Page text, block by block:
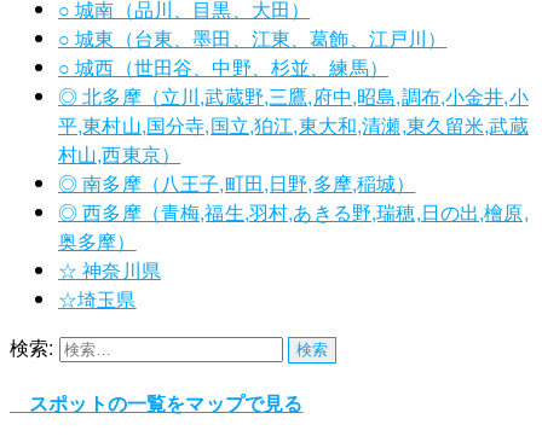
○ 城南（品川、目黒、大田）
○ 城東（台東、墨田、江東、葛飾、江戸川）
○ 城西（世田谷、中野、杉並、練馬）
◎ 北多摩（立川,武蔵野,三鷹,府中,昭島,調布,小金井,小
平,東村山,国分寺,国立,狛江,東大和,清瀬,東久留米,武蔵
村山,西東京）
◎ 南多摩（八王子,町田,日野,多摩,稲城）
◎ 西多摩（青梅,福生,羽村,あきる野,瑞穂,日の出,檜原,
奥多摩）
☆ 神奈川県
☆埼玉県
検索:
スポットの一覧をマップで見る